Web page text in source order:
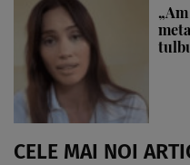
CELE MAI NOI